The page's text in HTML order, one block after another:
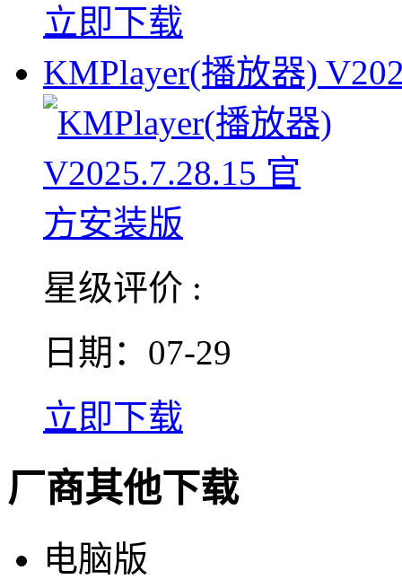
立即下载
KMPlayer(播放器)
星级评价 :
日期：07-29
立即下载
厂商其他下载
电脑版